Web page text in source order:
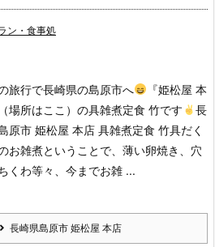
ン・食事処
旅行で長崎県の島原市へ
『姫松屋 本
場所はここ）の具雑煮定食 竹です
長
原市 姫松屋 本店 具雑煮定食 竹具だく
お雑煮ということで、薄い卵焼き、穴
くわ等々、今までお雑 ...
長崎県島原市 姫松屋 本店